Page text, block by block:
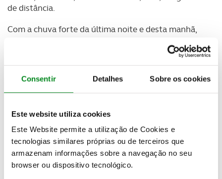
Consentir Detalhes Sobre os cookies
Este website utiliza cookies
Este Website permite a utilização de Cookies e
tecnologias similares próprias ou de terceiros que
armazenam informações sobre a navegação no seu
browser ou dispositivo tecnológico.
de distância.
Com a chuva forte da última noite e desta manhã,
muito diferentes do que poderiam pensar. O terreno
tornou-se mais escorregadio e enlameado e
promoveu uma maior incerteza no desenrolar da
melhor maneira e estabeleceu o melhor tempo nos
3,4 quilómetros do primeiros sector selectivo.
O piloto do Can-Am confessa que encontrou as
condições mais difíceis que alguma vez viu em
competição e não ficou surpreendido por perder a